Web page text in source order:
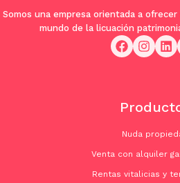
Somos una empresa orientada a
mundo de la licuación
Nuda
Venta con alquiler
Rentas vitalicias y